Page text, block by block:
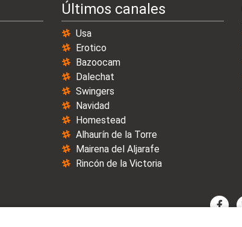
Últimos canales
Usa
Erotico
Bazoocam
Dalechat
Swingers
Navidad
Homestead
Alhaurín de la Torre
Mairena del Aljarafe
Rincón de la Victoria